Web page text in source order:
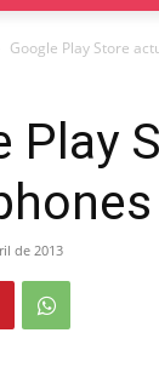
Google Play Store
Play
de 2013